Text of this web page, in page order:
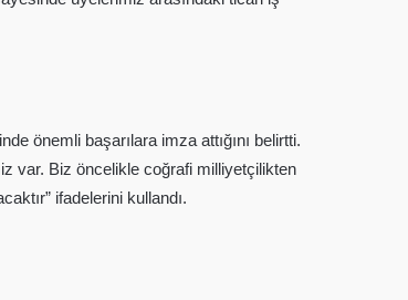
önemli başarılara imza attığını belirtti.
var. Biz öncelikle coğrafi milliyetçilikten
ifadelerini kullandı.